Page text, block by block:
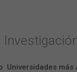
Universidades más